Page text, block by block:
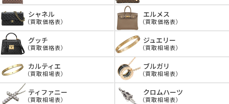
シャネル
（買取価格表）
エルメス
（買取価格表）
グッチ
（買取価格表）
ジュエリー
（買取相場表）
カルティエ
（買取相場表）
ブルガリ
（買取相場表）
ティファニー
（買取相場表）
クロムハーツ
（買取相場表）